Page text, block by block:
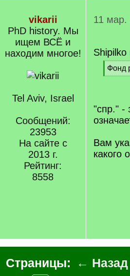
vikarii
PhD history. Мы
ищем ВСЁ и
находим многое!
Tel Aviv, Israel
Сообщений:
23953
На сайте с
2013 г.
Рейтинг:
8558
11 мар.
Shipilko
[
q
Фонд
[
"спр." -
Вам
какого
Страницы: ← Назад